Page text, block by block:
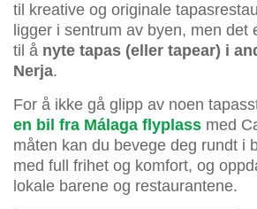
til kreative og originale
ligger i sentrum av byen, men det
til å nyte tapas (eller tapear) i
Nerja.
For å ikke gå glipp av noen
en bil fra Málaga flyplass med
måten kan du bevege deg rundt i
med full frihet og komfort, og
lokale barene og restaurantene.